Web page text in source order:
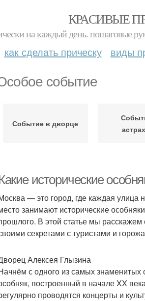
КРАСИВЫЕ
на каждый день. пошаговые
как сделать прическу виды
событие
Событие в дворце
исторические
— это город, где каждая улица
занимают исторические
В этой статье мы
секретами с туристами и
Алексея Глызина
с одного из самых
построенный в начале XX
проводятся концерты и